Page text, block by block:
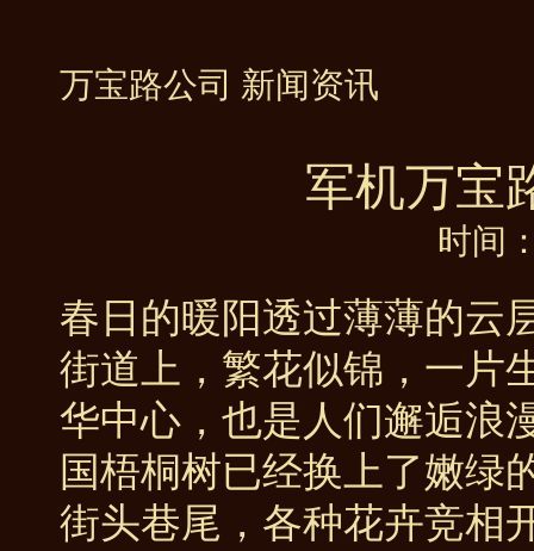
万宝路公司 新闻资讯
军机万宝
时间
春日的暖阳透过薄薄的云
街道上，繁花似锦，一片
华中心，也是人们邂逅浪
国梧桐树已经换上了嫩绿
街头巷尾，各种花卉竞相